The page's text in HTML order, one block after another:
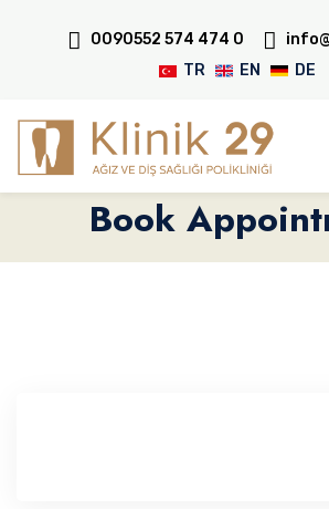
0090552 574 474 0
TR
EN DE
Book